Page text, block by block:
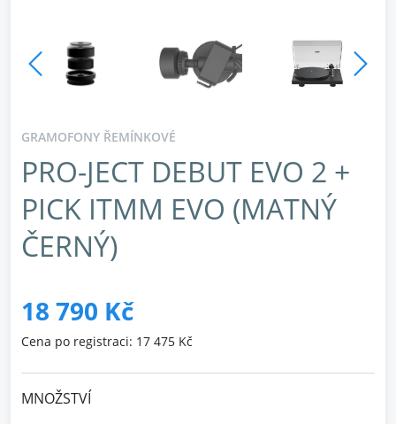
GRAMOFONY ŘEMÍNKOVÉ
PRO-JECT DEBUT EVO 2 +
PICK ITMM EVO (MATNÝ
ČERNÝ)
18 790 Kč
Cena po registraci: 17 475 Kč
MNOŽSTVÍ